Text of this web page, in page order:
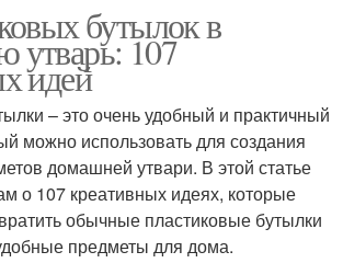
бутылок в
107
идей
– это очень удобный и практичный
можно использовать для создания
домашней утвари. В этой статье
о 107 креативных идеях, которые
обычные пластиковые бутылки
предметы для дома.